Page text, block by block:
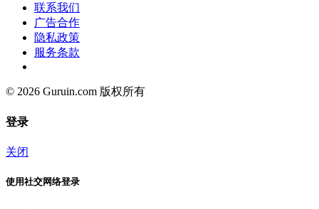
联系我们
广告合作
隐私政策
服务条款
© 2026 Guruin.com 版权所有
登录
关闭
使用社交网络登录